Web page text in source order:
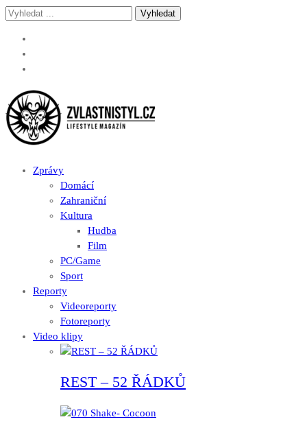
Skip
navigation
Skip
content
Vyhledávání
Zvlastnistyl.cz
Pramen kultury, zábavy a životního stylu
Zprávy
Domácí
Zahraniční
Kultura
Hudba
Film
PC/Game
Sport
Reporty
Videoreporty
Fotoreporty
Video klipy
REST – 52 ŘÁDKŮ